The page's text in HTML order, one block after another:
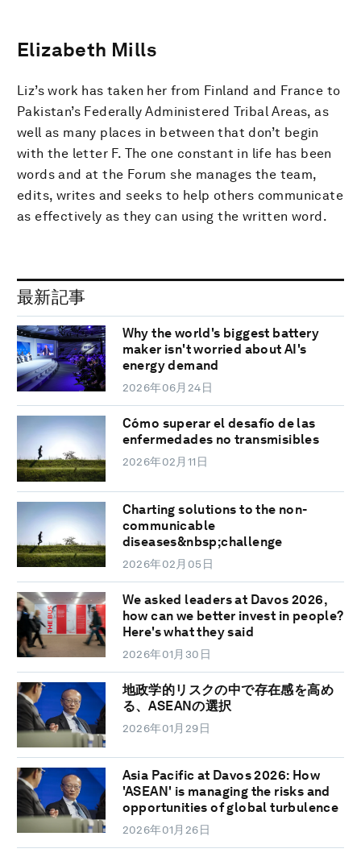
Elizabeth Mills
Liz’s work has taken her from Finland and France to
Pakistan’s Federally Administered Tribal Areas, as
well as many places in between that don’t begin
with the letter F. The one constant in life has been
words and at the Forum she manages the team,
edits, writes and seeks to help others communicate
as effectively as they can using the written word.
最新記事
Why the world's biggest battery
maker isn't worried about AI's
energy demand
2026年06月24日
Cómo superar el desafío de las
enfermedades no transmisibles
2026年02月11日
Charting solutions to the non-
communicable
diseases&nbsp;challenge
2026年02月05日
We asked leaders at Davos 2026,
how can we better invest in people?
Here's what they said
2026年01月30日
地政学的リスクの中で存在感を高め
る、ASEANの選択
2026年01月29日
Asia Pacific at Davos 2026: How
'ASEAN' is managing the risks and
opportunities of global turbulence
2026年01月26日